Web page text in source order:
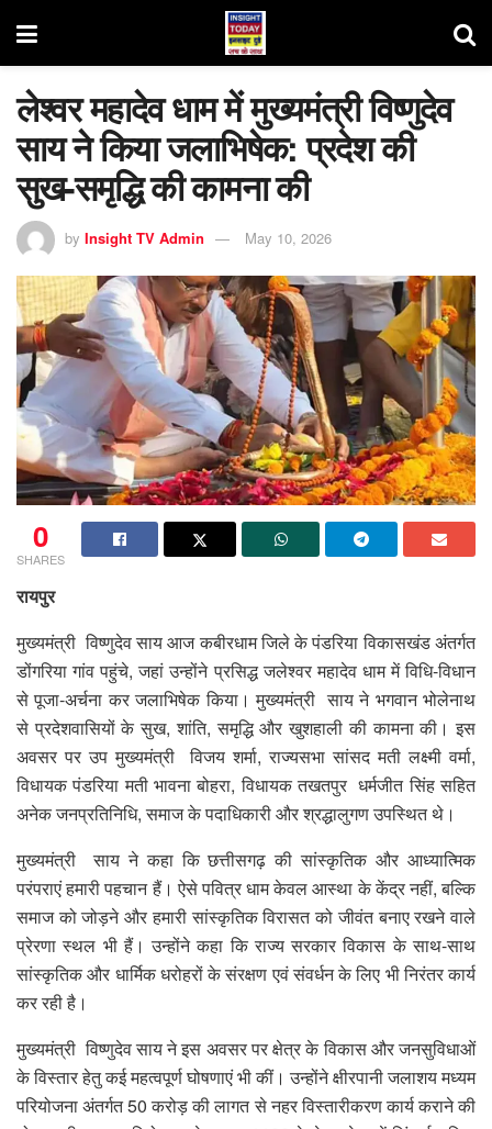
लेश्वर महादेव धाम में मुख्यमंत्री विष्णुदेव
साय ने किया जलाभिषेक: प्रदेश की
सुख-समृद्धि की कामना की
by Insight TV Admin May 10, 2026
0
SHARES
रायपुर
मुख्यमंत्री विष्णुदेव साय आज कबीरधाम जिले के पंडरिया विकासखंड अंतर्गत
डोंगरिया गांव पहुंचे, जहां उन्होंने प्रसिद्ध जलेश्वर महादेव धाम में विधि-विधान
से पूजा-अर्चना कर जलाभिषेक किया। मुख्यमंत्री साय ने भगवान भोलेनाथ
से प्रदेशवासियों के सुख, शांति, समृद्धि और खुशहाली की कामना की। इस
अवसर पर उप मुख्यमंत्री विजय शर्मा, राज्यसभा सांसद मती लक्ष्मी वर्मा,
विधायक पंडरिया मती भावना बोहरा, विधायक तखतपुर धर्मजीत सिंह सहित
अनेक जनप्रतिनिधि, समाज के पदाधिकारी और श्रद्धालुगण उपस्थित थे।
मुख्यमंत्री साय ने कहा कि छत्तीसगढ़ की सांस्कृतिक और आध्यात्मिक
परंपराएं हमारी पहचान हैं। ऐसे पवित्र धाम केवल आस्था के केंद्र नहीं, बल्कि
समाज को जोड़ने और हमारी सांस्कृतिक विरासत को जीवंत बनाए रखने वाले
प्रेरणा स्थल भी हैं। उन्होंने कहा कि राज्य सरकार विकास के साथ-साथ
सांस्कृतिक और धार्मिक धरोहरों के संरक्षण एवं संवर्धन के लिए भी निरंतर कार्य
कर रही है।
मुख्यमंत्री विष्णुदेव साय ने इस अवसर पर क्षेत्र के विकास और जनसुविधाओं
के विस्तार हेतु कई महत्वपूर्ण घोषणाएं भी कीं। उन्होंने क्षीरपानी जलाशय मध्यम
परियोजना अंतर्गत 50 करोड़ की लागत से नहर विस्तारीकरण कार्य कराने की